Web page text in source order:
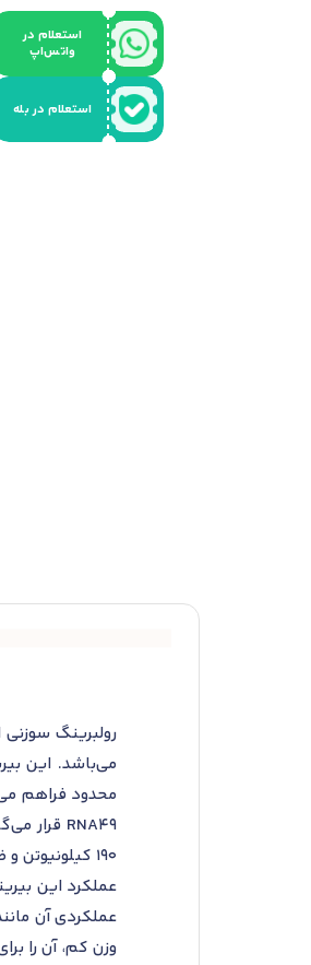
استعلام در
واتس‌اپ
استعلام در بله
می‌باشد. این
190 کیلونیوتن و ظرفیت بار استاتیکی تا 500 کیلونیوتن می‌شود که آن را برای کاربردهای با سرعت متوسط و بارهای ثابت یا متغیر ایدئال می‌سازد.
عملکرد این
عملکردی آن
وزن کم، آن را